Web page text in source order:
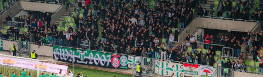
Szállás
Sport